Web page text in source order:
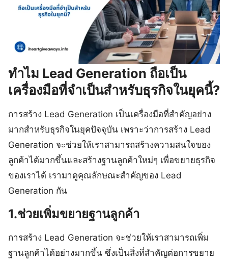
ทำไม Lead Generation ถือเป็น
เครื่องมือที่จำเป็นสำหรับธุรกิจในยุคนี้?
การสร้าง Lead Generation เป็นเครื่องมือที่สำคัญอย่าง
มากสำหรับธุรกิจในยุคปัจจุบัน เพราะว่าการสร้าง Lead
Generation จะช่วยให้เราสามารถสร้างความสนใจของ
ลูกค้าได้มากขึ้นและสร้างฐานลูกค้าใหม่ๆ เพื่อขยายธุรกิจ
ของเราได้ เรามาดูคุณลักษณะสำคัญของ Lead
Generation กัน
1.ช่วยเพิ่มขยายฐานลูกค้า
การสร้าง Lead Generation จะช่วยให้เราสามารถเพิ่ม
ฐานลูกค้าได้อย่างมากขึ้น ซึ่งเป็นสิ่งที่สำคัญต่อการขยาย